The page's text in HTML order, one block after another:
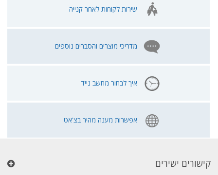
שירות לקוחות לאחר קנייה
מדריכי מוצרים והסברים נוספים
איך לבחור מחשב נייד
אפשרות מענה מהיר בצ'אט
קישורים ישירים